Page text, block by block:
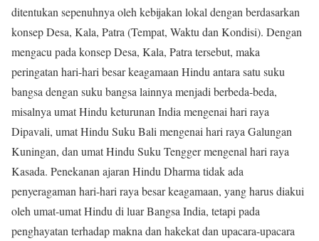
ditentukan sepenuhnya oleh kebijakan lokal dengan berdasarkan
konsep Desa, Kala, Patra (Tempat, Waktu dan Kondisi). Dengan
mengacu pada konsep Desa, Kala, Patra tersebut, maka
peringatan hari-hari besar keagamaan Hindu antara satu suku
bangsa dengan suku bangsa lainnya menjadi berbeda-beda,
misalnya umat Hindu keturunan India mengenai hari raya
Dipavali, umat Hindu Suku Bali mengenai hari raya Galungan
Kuningan, dan umat Hindu Suku Tengger mengenal hari raya
Kasada. Penekanan ajaran Hindu Dharma tidak ada
penyeragaman hari-hari raya besar keagamaan, yang harus diakui
oleh umat-umat Hindu di luar Bangsa India, tetapi pada
penghayatan terhadap makna dan hakekat dan upacara-upacara